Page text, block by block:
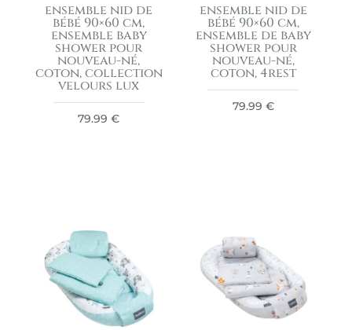
ensemble nid de
bébé 90×60 cm,
ensemble baby
shower pour
nouveau-né,
coton, collection
velours lux
79.99€
ensemble nid de
bébé 90×60 cm,
ensemble de baby
shower pour
nouveau-né,
coton, 4rest
79.99 €